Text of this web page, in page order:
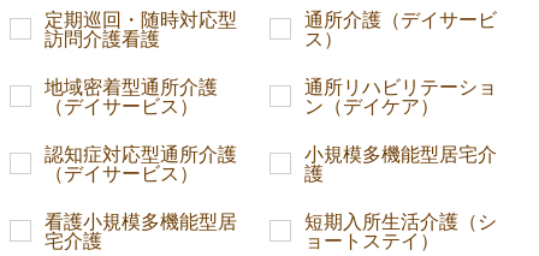
定期巡回・随時対応型
訪問介護看護
通所介護（デイサービ
ス）
地域密着型通所介護
（デイサービス）
通所リハビリテーショ
ン（デイケア）
認知症対応型通所介護
（デイサービス）
小規模多機能型居宅介
護
看護小規模多機能型居
宅介護
短期入所生活介護（シ
ョートステイ）